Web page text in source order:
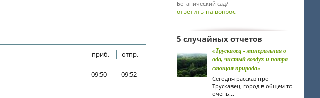
приб. отпр.
09:50 09:52
Ботанический сад?
ответить на вопрос
5 случайных отчетов
«Трускавец - минеральная в
ода, чистый воздух и потря
сающая природа»
Сегодня рассказ про
Трускавец, город в общем то
очень...